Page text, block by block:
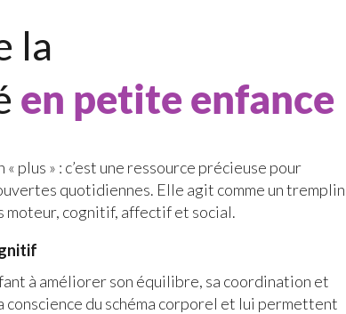
la
en petite enfance
plus » : c’est une ressource précieuse pour
quotidiennes. Elle agit comme un tremplin
moteur, cognitif, affectif et social.
à améliorer son équilibre, sa coordination et
du schéma corporel et lui permettent